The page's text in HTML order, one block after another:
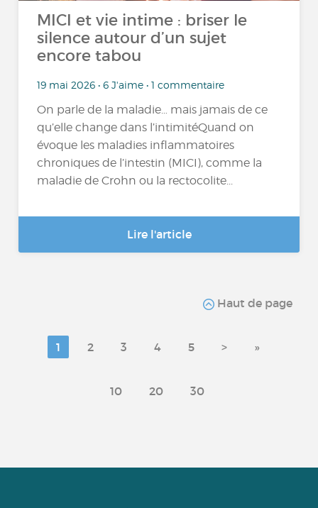
MICI et vie intime : briser le
silence autour d’un sujet
encore tabou
19 mai 2026 • 6 J'aime • 1 commentaire
On parle de la maladie… mais jamais de ce
qu’elle change dans l’intimitéQuand on
évoque les maladies inflammatoires
chroniques de l’intestin (MICI), comme la
maladie de Crohn ou la rectocolite...
Lire l'article
Haut de page
1 2 3 4 5 > »
10 20 30